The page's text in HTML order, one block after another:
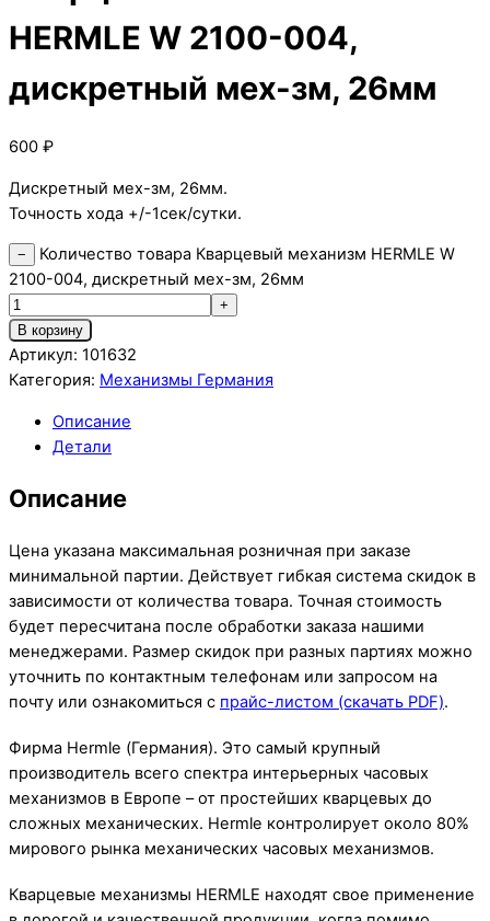
HERMLE W 2100-004,
дискретный мех-зм, 26мм
600 ₽
Дискретный мех-зм, 26мм.
Точность хода +/-1сек/сутки.
−
Количество товара Кварцевый механизм HERMLE W
2100-004, дискретный мех-зм, 26мм
+
В корзину
Артикул: 101632
Категория: Механизмы Германия
Описание
Детали
Описание
Цена указана максимальная розничная при заказе
минимальной партии. Действует гибкая система скидок в
зависимости от количества товара. Точная стоимость
будет пересчитана после обработки заказа нашими
менеджерами. Размер скидок при разных партиях можно
уточнить по контактным телефонам или запросом на
почту или ознакомиться с прайс-листом (скачать PDF).
Фирма Hermle (Германия). Это самый крупный
производитель всего спектра интерьерных часовых
механизмов в Европе – от простейших кварцевых до
сложных механических. Hermle контролирует около 80%
мирового рынка механических часовых механизмов.
Кварцевые механизмы HERMLE находят свое применение